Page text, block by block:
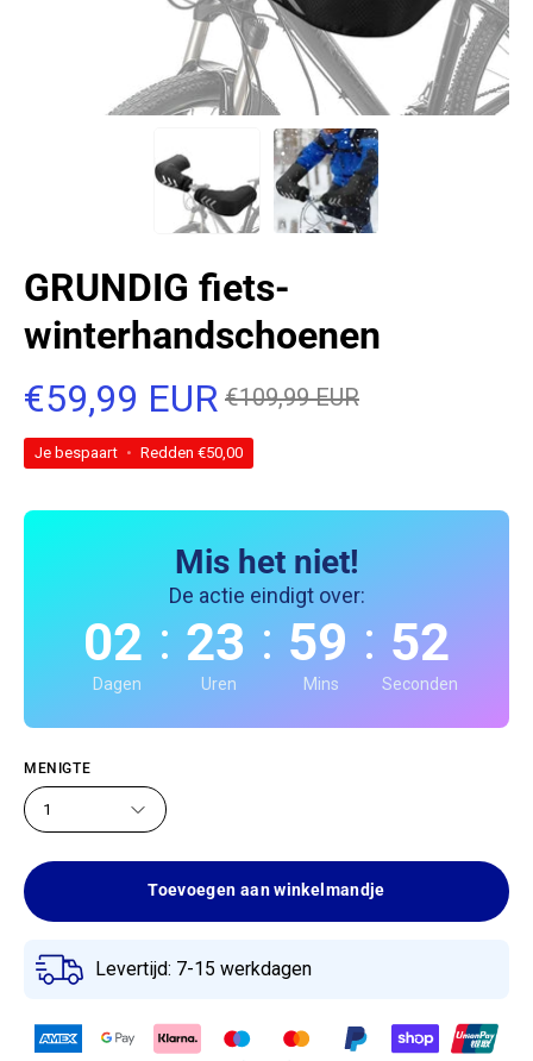
GRUNDIG fiets-
winterhandschoenen
€59,99 EUR €109,99 EUR
Je bespaart • Redden €50,00
Mis het niet!
De actie eindigt over:
02 : 23 : 59 : 51
Dagen Uren Mins Seconden
MENIGTE
1
Toevoegen aan winkelmandje
Levertijd: 7-15 werkdagen